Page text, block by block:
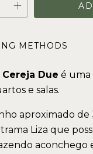
METHODS
Due é uma
e salas.
aproximado de
Liza que
aconchego